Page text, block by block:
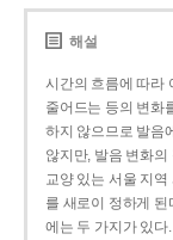
해설
시간의 흐름에 따라
줄어드는 등의 변화
하지 않으므로 발음
않지만, 발음 변화
교양 있는 서울 지
를 새로이 정하게
에는 두 가지가 있다